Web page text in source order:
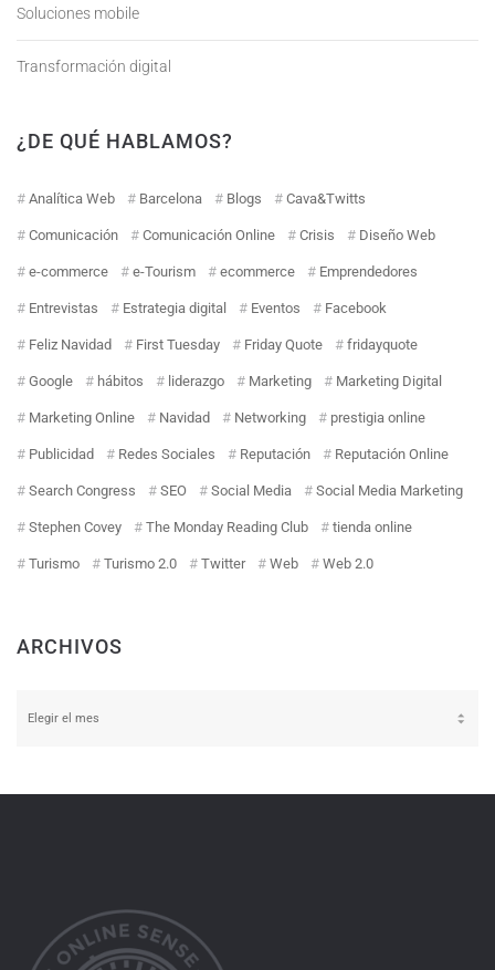
Soluciones mobile
Transformación digital
¿DE QUÉ HABLAMOS?
Analítica Web Barcelona Blogs Cava&Twitts
Comunicación Comunicación Online Crisis Diseño Web
e-commerce e-Tourism ecommerce Emprendedores
Entrevistas Estrategia digital Eventos Facebook
Feliz Navidad First Tuesday Friday Quote fridayquote
Google hábitos liderazgo Marketing Marketing Digital
Marketing Online Navidad Networking prestigia online
Publicidad Redes Sociales Reputación Reputación Online
Search Congress SEO Social Media Social Media Marketing
Stephen Covey The Monday Reading Club tienda online
Turismo Turismo 2.0 Twitter Web Web 2.0
ARCHIVOS